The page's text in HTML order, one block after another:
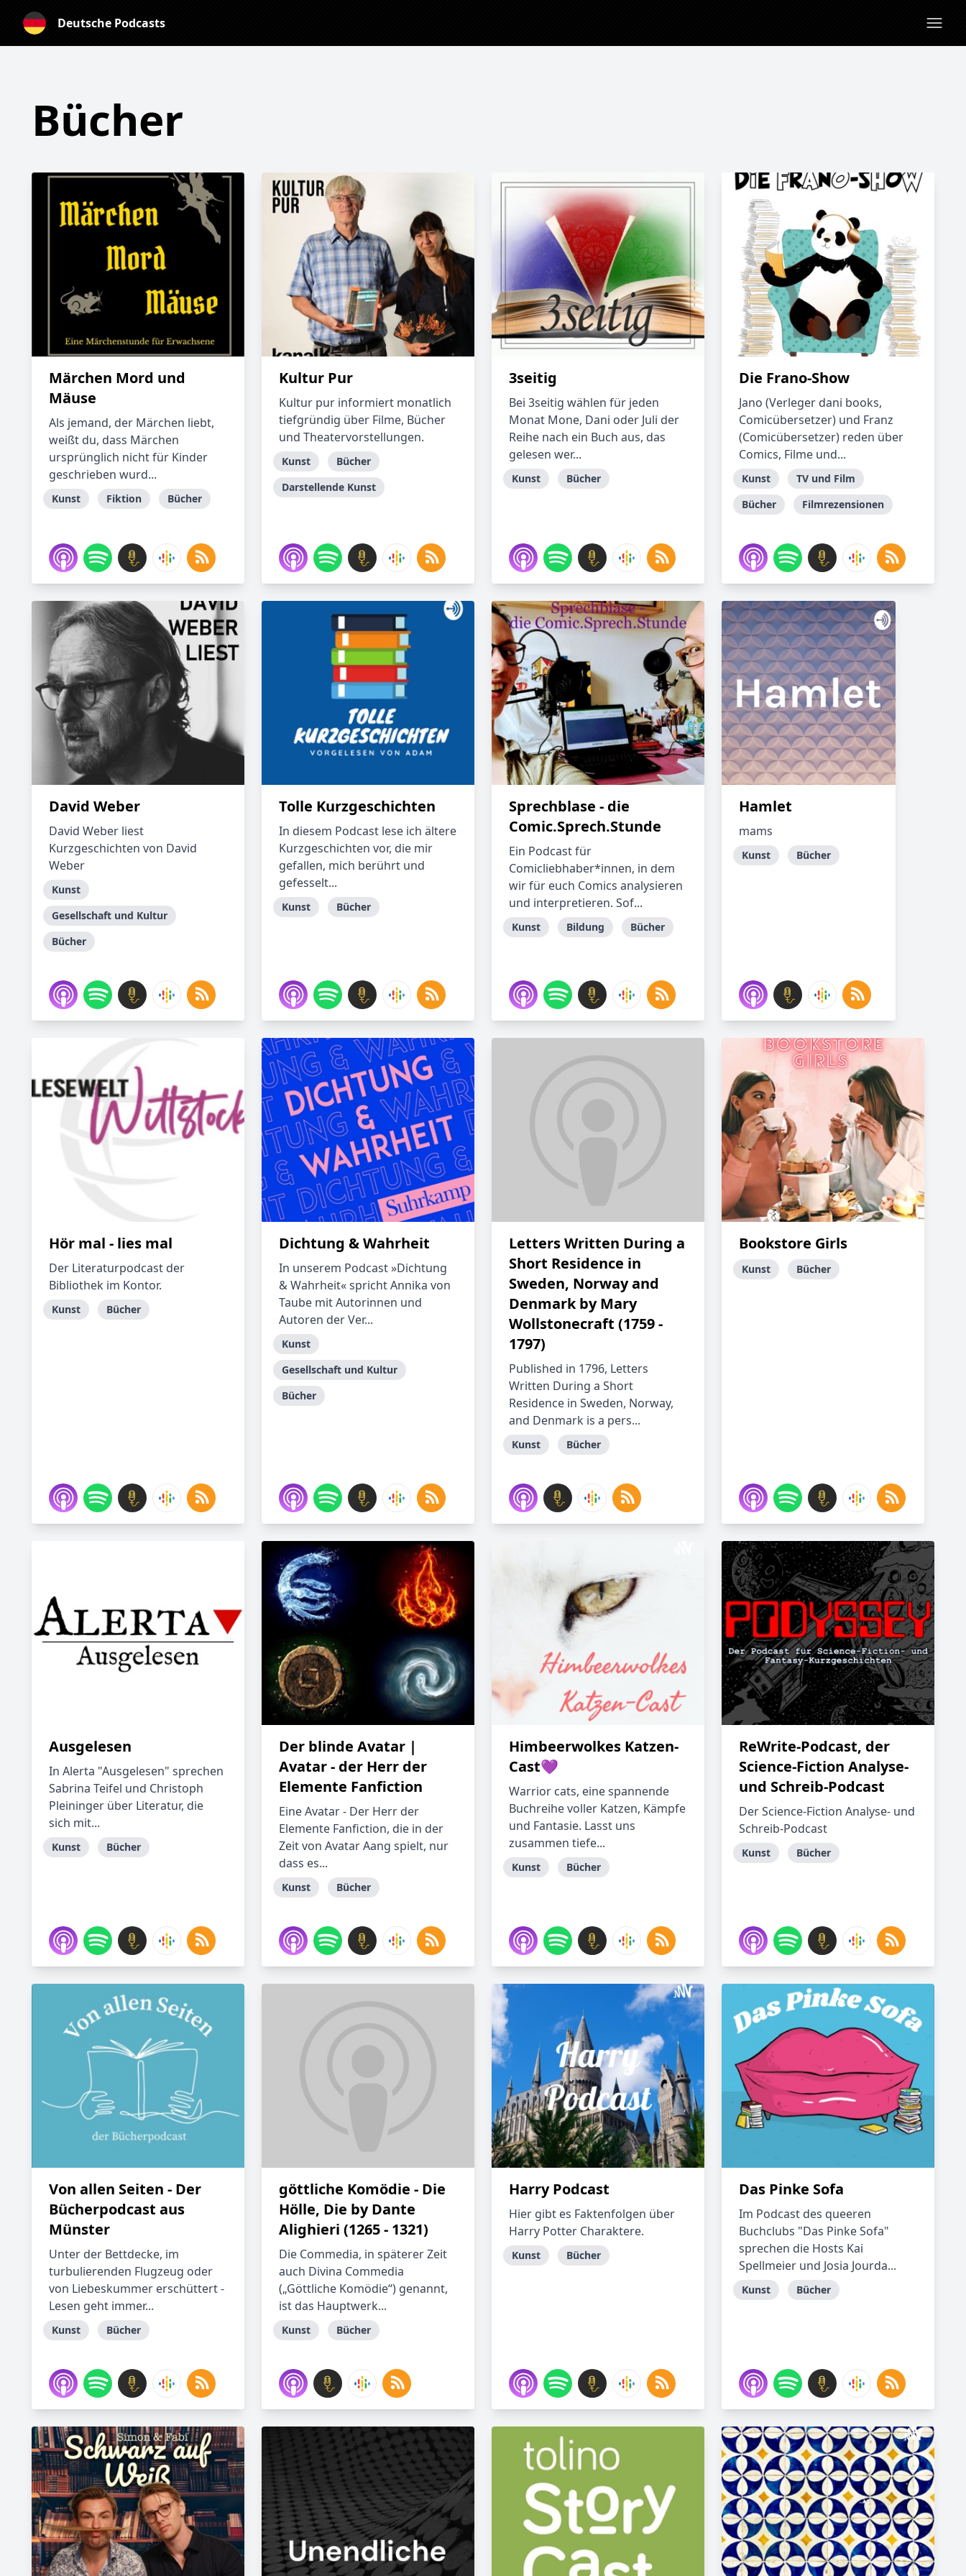
Deutsche Podcasts
Bücher
Märchen Mord und
Mäuse
Als jemand, der Märchen liebt,
weißt du, dass Märchen
ursprünglich nicht für Kinder
geschrieben wurd...
Kunst Fiktion Bücher
Kultur Pur
Kultur pur informiert monatlich
tiefgründig über Filme, Bücher
und Theatervorstellungen.
Kunst
Bücher
Darstellende Kunst
3seitig
Bei 3seitig wählen für jeden
Monat Mone, Dani oder Juli der
Reihe nach ein Buch aus, das
gelesen wer...
Kunst Bücher
Die Frano-Show
Jano (Verleger dani books,
Comicübersetzer) und Franz
(Comicübersetzer) reden über
Comics, Filme und...
Kunst
TV und Film
Bücher
Filmrezensionen
David Weber
David Weber liest
Kurzgeschichten von David
Weber
Kunst
Gesellschaft und Kultur
Bücher
Tolle Kurzgeschichten
In diesem Podcast lese ich ältere
Kurzgeschichten vor, die mir
gefallen, mich berührt und
gefesselt...
Kunst Bücher
Sprechblase - die
Comic.Sprech.Stunde
Ein Podcast für
Comicliebhaber*innen, in dem
wir für euch Comics analysieren
und interpretieren. Sof...
Kunst Bildung Bücher
Hamlet
mams
Kunst Bücher
Hör mal - lies mal
Der Literaturpodcast der
Bibliothek im Kontor.
Kunst Bücher
Dichtung & Wahrheit
In unserem Podcast »Dichtung
& Wahrheit« spricht Annika von
Taube mit Autorinnen und
Autoren der Ver...
Kunst
Gesellschaft und Kultur
Bücher
Letters Written During a
Short Residence in
Sweden, Norway and
Denmark by Mary
Wollstonecraft (1759 -
1797)
Published in 1796, Letters
Written During a Short
Residence in Sweden, Norway,
and Denmark is a pers...
Kunst Bücher
Bookstore Girls
Kunst Bücher
Ausgelesen
In Alerta "Ausgelesen" sprechen
Sabrina Teifel und Christoph
Pleininger über Literatur, die
sich mit...
Kunst Bücher
Der blinde Avatar |
Avatar - der Herr der
Elemente Fanfiction
Eine Avatar - Der Herr der
Elemente Fanfiction, die in der
Zeit von Avatar Aang spielt, nur
dass es...
Kunst Bücher
Himbeerwolkes Katzen-
Cast💜
Warrior cats, eine spannende
Buchreihe voller Katzen, Kämpfe
und Fantasie. Lasst uns
zusammen tiefe...
Kunst Bücher
ReWrite-Podcast, der
Science-Fiction Analyse-
und Schreib-Podcast
Der Science-Fiction Analyse- und
Schreib-Podcast
Kunst Bücher
Von allen Seiten - Der
Bücherpodcast aus
Münster
Unter der Bettdecke, im
turbulierenden Flugzeug oder
von Liebeskummer erschüttert -
Lesen geht immer...
Kunst Bücher
göttliche Komödie - Die
Hölle, Die by Dante
Alighieri (1265 - 1321)
Die Commedia, in späterer Zeit
auch Divina Commedia
(„Göttliche Komödie“) genannt,
ist das Hauptwerk...
Kunst Bücher
Harry Podcast
Hier gibt es Faktenfolgen über
Harry Potter Charaktere.
Kunst Bücher
Das Pinke Sofa
Im Podcast des queeren
Buchclubs "Das Pinke Sofa"
sprechen die Hosts Kai
Spellmeier und Josia Jourda...
Kunst Bücher